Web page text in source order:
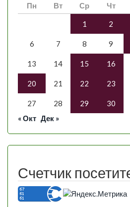
Пн
Вт Ср Чт
1 2
6 7 8 9
13 14 15 16
20 21 22 23
27 28 29
30
« Окт Дек »
Счетчик